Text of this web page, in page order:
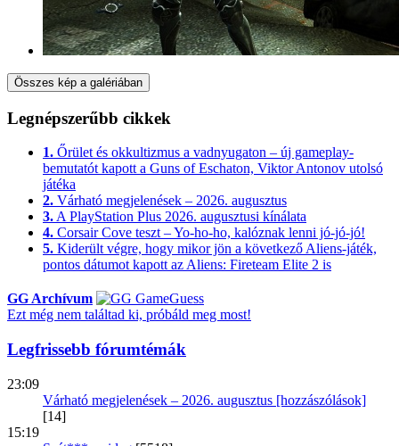
Összes kép a galériában
Legnépszerűbb cikkek
1. Őrület és okkultizmus a vadnyugaton – új gameplay-
bemutatót kapott a Guns of Eschaton, Viktor Antonov utolsó
játéka
2. Várható megjelenések – 2026. augusztus
3.A PlayStation Plus 2026. augusztusi kínálata
4. Corsair Cove teszt – Yo-ho-ho, kalóznak lenni jó-jó-jó!
5. Kiderült végre, hogy mikor jön a következő Aliens-játék,
pontos dátumot kapott az Aliens: Fireteam Elite 2 is
GG Archívum
Ezt még nem találtad ki, próbáld meg most!
Legfrissebb fórumtémák
23:09
Várható megjelenések – 2026. augusztus [hozzászólások]
[14]
15:19